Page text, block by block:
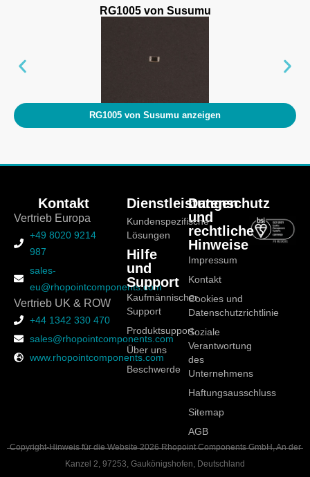
RG1005 von Susumu
RG1005 von Susumu anzeigen
Kontakt
Vertrieb Europa
+49 8020 9214
987
sales-
eu@rhopointcomponents.com
Vertrieb UK & ROW
+44 1342 330 470
sales@rhopointcomponents.com
www.rhopointcomponents.com
Dienstleistungen
Kundenspezifische
Lösungen
Hilfe
und
Support
Kaufmännischer
Support
Produktsupport
Über uns
Beschwerde
Datenschutz
und
rechtliche
Hinweise
Impressum
Kontakt
Cookies und
Datenschutzrichtlinie
Soziale
Verantwortung
des
Unternehmens
Haftungsausschluss
Sitemap
AGB
Copyright-Hinweis für die Website 2026 Rhopoint Components GmbH, An der
Kanzel 2, 97253, Gaukönigshofen, Deutschland